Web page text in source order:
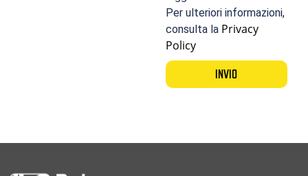
Per ulteriori informazioni,
consulta la Privacy
Policy
INVIO